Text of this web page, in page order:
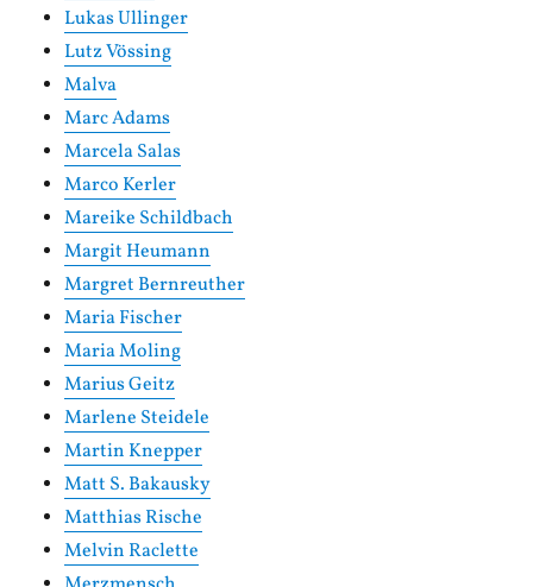
Lukas Ullinger
Lutz Vössing
Malva
Marc Adams
Marcela Salas
Marco Kerler
Mareike Schildbach
Margit Heumann
Margret Bernreuther
Maria Fischer
Maria Moling
Marius Geitz
Marlene Steidele
Martin Knepper
Matt S. Bakausky
Matthias Rische
Melvin Raclette